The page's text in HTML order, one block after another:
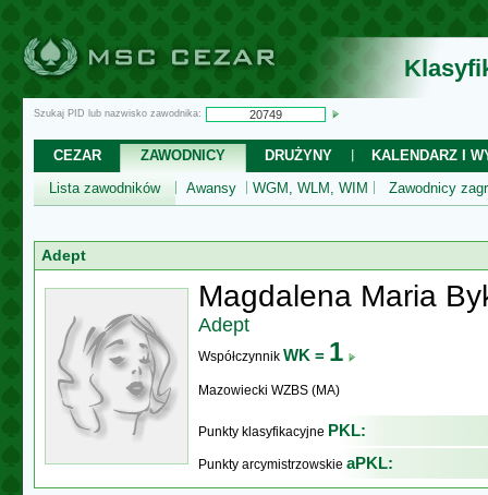
Szukaj PID lub nazwisko zawodnika:
CEZAR ZAWODNICY DRUŻYNY
KALENDARZ I
Lista zawodników
Awansy WGM, WLM, WIM Zawodnicy
Adept
Magdalena Maria
Adept
Współczynnik WK = 1
Mazowiecki WZBS (MA)
Punkty klasyfikacyjne PKL:
Punkty arcymistrzowskie aPKL: